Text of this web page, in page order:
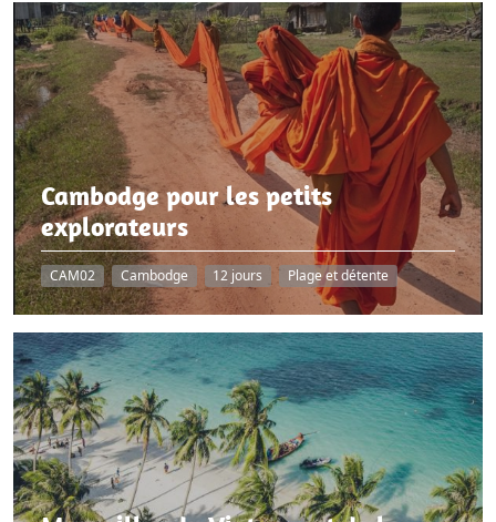
Cambodge pour les petits
explorateurs
CAM02 Cambodge 12 jours Plage et détente